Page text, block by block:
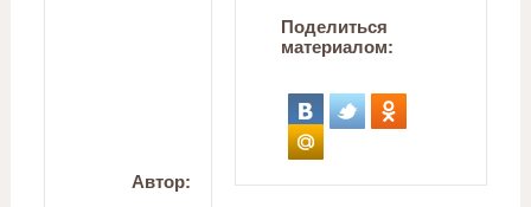
Автор:
Поделиться
материалом: